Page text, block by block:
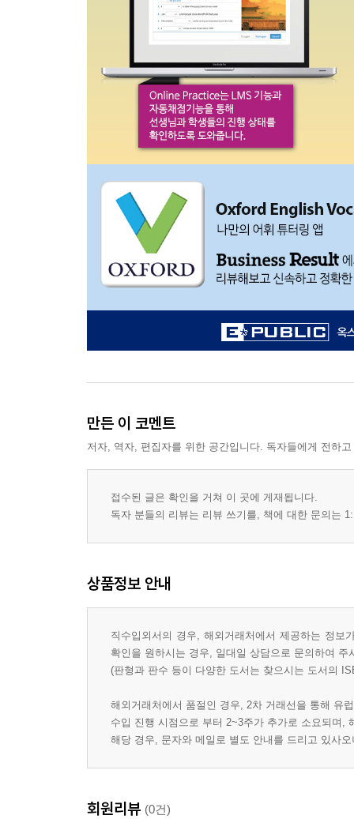
만든 이 코멘트
저자, 역자, 편집자를 위한 공간입니다. 독자들에게 전하
접수된 글은 확인을 거쳐 이 곳에 게재됩니다.
독자 분들의 리뷰는 리뷰 쓰기를, 책에 대한 문의는
상품정보 안내
직수입외서의 경우, 해외거래처에서 제공하는 정
확인을 원하시는 경우, 일대일 상담으로 문의하여 주
(판형과 판수 등이 다양한 도서는 찾으시는 도서의
해외거래처에서 품절인 경우, 2차 거래선을 통해 유
수입 진행 시점으로 부터 2~3주가 추가로 소요되며,
해당 경우, 문자와 메일로 별도 안내를 드리고 있사
회원리뷰 (0건)